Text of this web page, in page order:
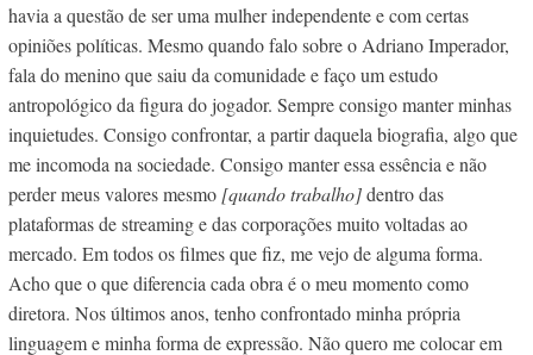
havia a questão de ser uma mulher independente e com certas
opiniões políticas. Mesmo quando falo sobre o Adriano Imperador,
fala do menino que saiu da comunidade e faço um estudo
antropológico da figura do jogador. Sempre consigo manter minhas
inquietudes. Consigo confrontar, a partir daquela biografia, algo que
me incomoda na sociedade. Consigo manter essa essência e não
perder meus valores mesmo [quando trabalho]dentro das
plataformas de streaming e das corporações muito voltadas ao
mercado. Em todos os filmes que fiz, me vejo de alguma forma.
Acho que o que diferencia cada obra é o meu momento como
diretora. Nos últimos anos, tenho confrontado minha própria
linguagem e minha forma de expressão. Não quero me colocar em